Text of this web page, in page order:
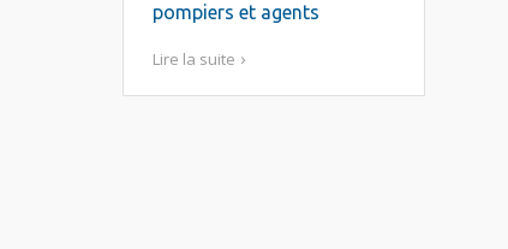
pompiers et agents
Lire la suite